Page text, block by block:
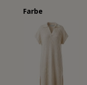
Farbe